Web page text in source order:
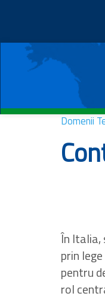
Acasă
Domenii Tematice
Noutăți
Documentație
Domenii
În Italia,
prin
pentru
rol